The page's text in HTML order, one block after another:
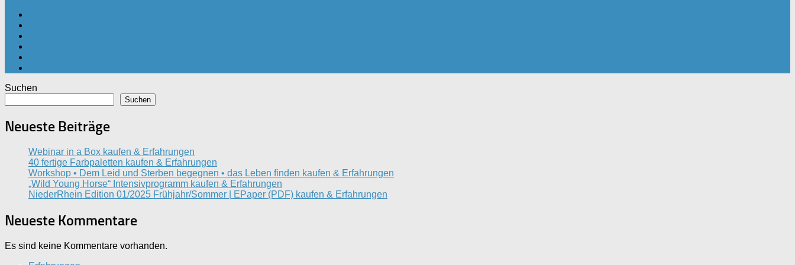
Suchen
Suchen
Neueste Beiträge
Webinar in a Box kaufen & Erfahrungen
40 fertige Farbpaletten kaufen & Erfahrungen
Workshop • Dem Leid und Sterben begegnen • das Leben finden kaufen & Erfahrungen
„Wild Young Horse“ Intensivprogramm kaufen & Erfahrungen
NiederRhein Edition 01/2025 Frühjahr/Sommer | EPaper (PDF) kaufen & Erfahrungen
Neueste Kommentare
Es sind keine Kommentare vorhanden.